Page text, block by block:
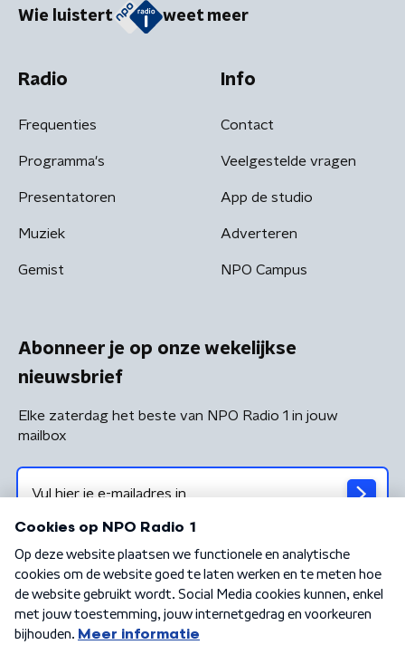
Wie luistert weet meer
Radio
Frequenties
Programma's
Presentatoren
Muziek
Gemist
Info
Contact
Veelgestelde vragen
App de studio
Adverteren
NPO Campus
Abonneer je op onze wekelijkse
nieuwsbrief
Elke zaterdag het beste van NPO Radio 1 in jouw
mailbox
Algemene voorwaarden